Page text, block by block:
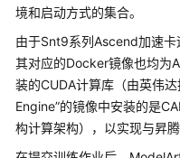
训
业
模
型
训
境和启动方式的集合。
由于Snt9系列Ascend加速
其对应的Docker镜像也均为
装的CUDA计算库（由英伟
Engine”的镜像中安装的是
构计算架构），以实现与昇腾